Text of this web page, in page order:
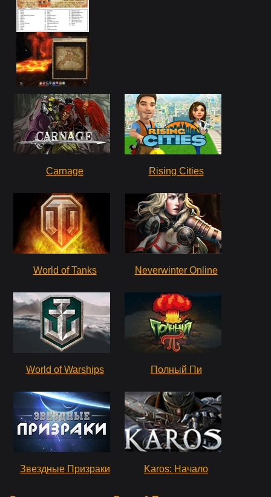
Carnage Rising Cities
World of Tanks Neverwinter Online
World of Warships Полный Пи
Звездные Призраки Karos: Начало